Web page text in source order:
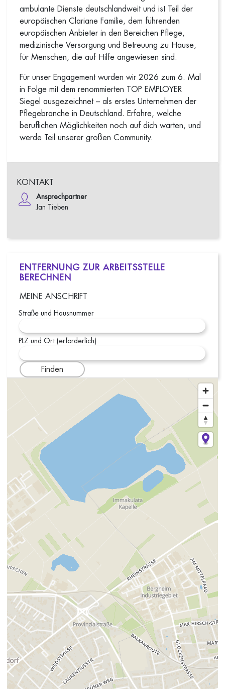
ambulante Dienste deutschlandweit und ist Teil der
europäischen Clariane Familie, dem führenden
europäischen Anbieter in den Bereichen Pflege,
medizinische Versorgung und Betreuung zu Hause,
für Menschen, die auf Hilfe angewiesen sind.
Für unser Engagement wurden wir 2026 zum 6. Mal
in Folge mit dem renommierten TOP EMPLOYER
Siegel ausgezeichnet – als erstes Unternehmen der
Pflegebranche in Deutschland. Erfahre, welche
beruflichen Möglichkeiten noch auf dich warten, und
werde Teil unserer großen Community.
KONTAKT
Ansprechpartner
Jan Tieben
ENTFERNUNG ZUR ARBEITSSTELLE
BERECHNEN
MEINE ANSCHRIFT
Straße und Hausnummer
PLZ und Ort (erforderlich)
Finden